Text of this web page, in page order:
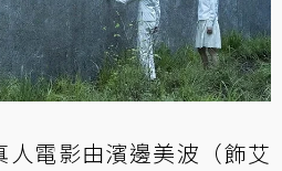
人電影由濱邊美波（飾艾